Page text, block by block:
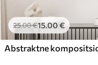
25.00€15.00 €